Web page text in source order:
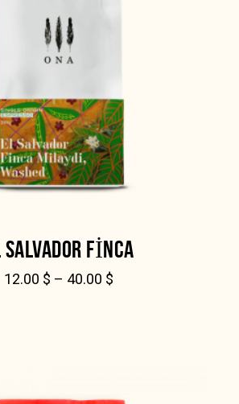
SALVADOR FINCA
12.00 $ – 40.00 $